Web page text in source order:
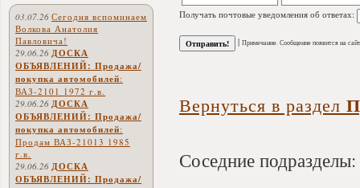
03.07.26 Сегодня вспоминаем
Волкова Анатолия
Павловича!
29.06.26 ДОСКА
ОБЪЯВЛЕНИЙ: Продажа/
покупка автомобилей:
ВАЗ-2101 1972 г.в.
29.06.26 ДОСКА
ОБЪЯВЛЕНИЙ: Продажа/
покупка автомобилей:
Продам ВАЗ-21013 1985
г.в.
29.06.26 ДОСКА
ОБЪЯВЛЕНИЙ: Продажа/
Получать почтовые уведомления об ответах:
| Примечание. Сообщение появится на
Вернуться в раздел
Соседние подразделы: